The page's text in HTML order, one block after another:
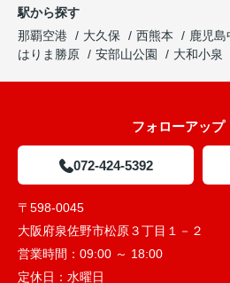
駅から探す
那覇空港
大久保 西熊本 鹿児島
はりま勝原
安部山公園 大和小泉
フォローアップ
072-424-5392
〒598-0045
大阪府泉佐野市松原３丁目１－２
営業時間： 09:00 ～ 18:00
定休日： 水曜日